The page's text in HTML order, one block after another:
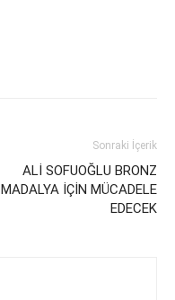
Sonraki İçerik
ALİ SOFUOĞLU BRONZ
MADALYA İÇİN MÜCADELE
EDECEK